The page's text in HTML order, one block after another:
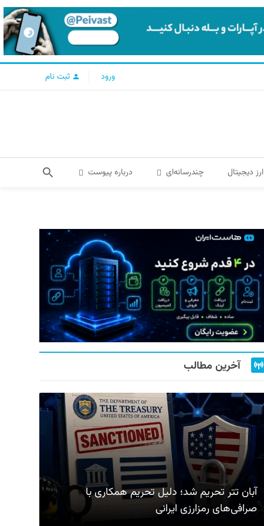
ورود ثبت نام
ارز دیجیتال چندرسانه‌ای درباره پیوست
آخرین مطالب
آبان تتر تحریم شد؛ دلیل تحریم همکاری با
صرافی‌های رمزارزی ایرانی